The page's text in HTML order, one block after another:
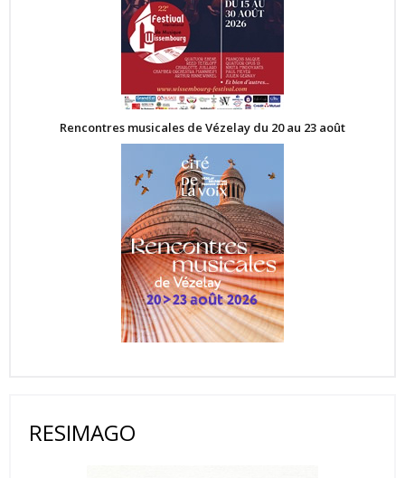
Rencontres musicales de Vézelay du 20 au 23 août
RESIMAGO